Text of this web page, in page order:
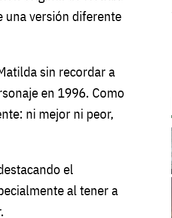
una versión diferente
sin recordar a
en 1996. Como
ni mejor ni peor,
el
al tener a